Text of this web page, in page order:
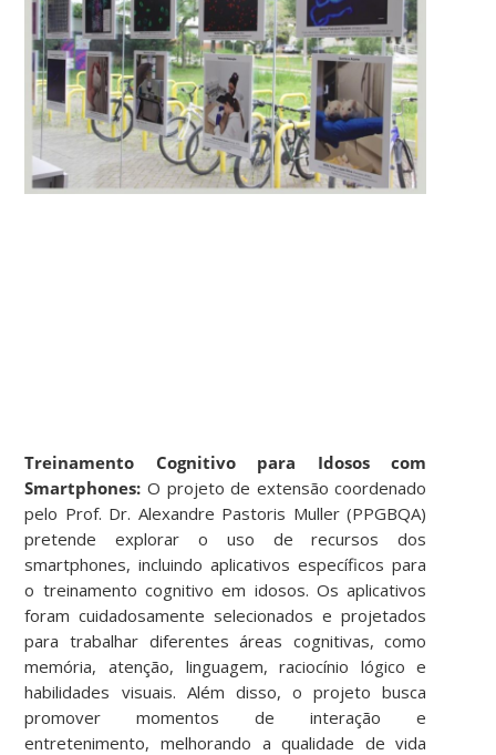
Treinamento Cognitivo para Idosos com
Smartphones: O projeto de extensão coordenado
pelo Prof. Dr. Alexandre Pastoris Muller (PPGBQA)
pretende explorar o uso de recursos dos
smartphones, incluindo aplicativos específicos para
o treinamento cognitivo em idosos. Os aplicativos
foram cuidadosamente selecionados e projetados
para trabalhar diferentes áreas cognitivas, como
memória, atenção, linguagem, raciocínio lógico e
habilidades visuais. Além disso, o projeto busca
promover momentos de interação e
entretenimento, melhorando a qualidade de vida